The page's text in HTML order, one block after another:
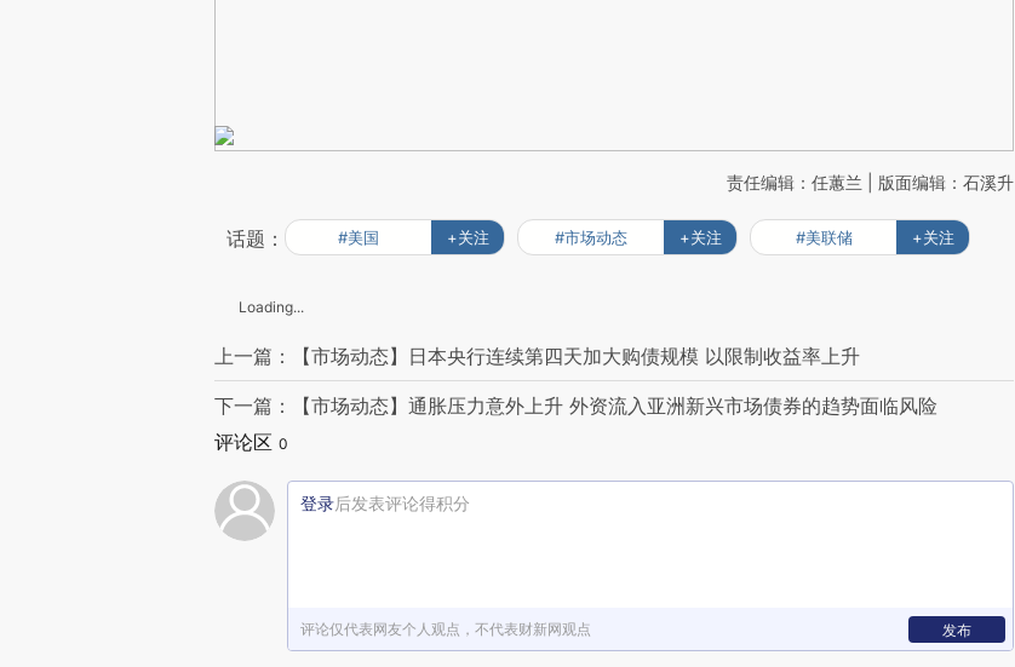
责任编辑：任蕙兰 | 版面编辑：石溪升
话题： #美国 +关注 #市场动态 +关注 #美联储 +关注
Loading...
上一篇：【市场动态】日本央行连续第四天加大购债规模 以限制收益率上升
下一篇：【市场动态】通胀压力意外上升 外资流入亚洲新兴市场债券的趋势面临风险
评论区 0
登录后发表评论得积分
评论仅代表网友个人观点，不代表财新网观点 发布